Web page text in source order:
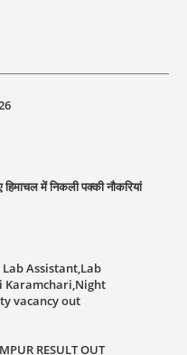
में निकली पक्की नौकरियां
Assistant,Lab
Karamchari,Night
vacancy out
RESULT OUT